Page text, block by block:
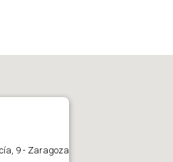
9 - Zaragoza